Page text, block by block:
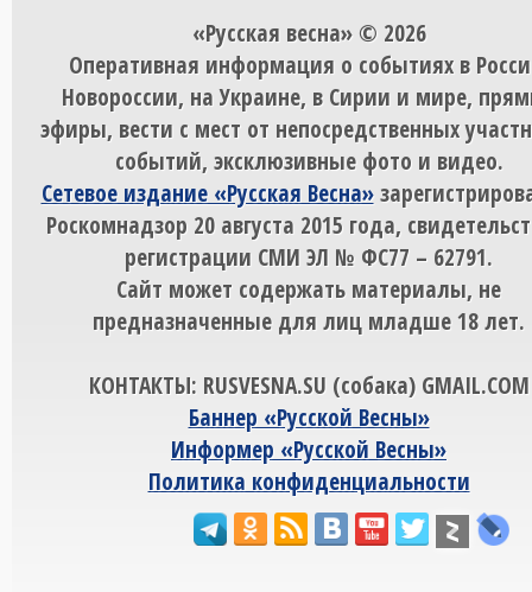
«Русская весна» © 2026
Оперативная информация о событиях в
Новороссии, на Украине, в Сирии и мире,
эфиры, вести с мест от непосредственных
событий, эксклюзивные фото и видео.
Сетевое издание «Русская Весна»
Роскомнадзор 20 августа 2015 года,
регистрации СМИ ЭЛ № ФС77 – 62791.
Сайт может содержать материалы, не
предназначенные для лиц младше 18 лет.
КОНТАКТЫ: RUSVESNA.SU (собака) GMAIL.COM
Баннер «Русской Весны»
Информер «Русской Весны»
Политика конфиденциальности